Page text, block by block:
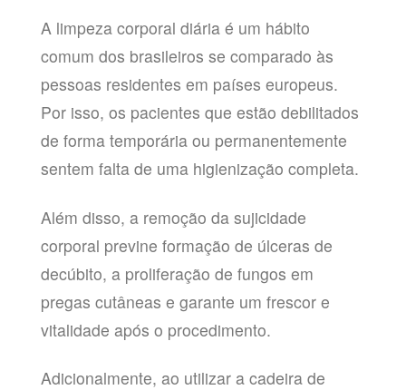
A limpeza corporal diária é um hábito
comum dos brasileiros se comparado às
pessoas residentes em países europeus.
Por isso, os pacientes que estão debilitados
de forma temporária ou permanentemente
sentem falta de uma higienização completa.
Além disso, a remoção da sujicidade
corporal previne formação de úlceras de
decúbito, a proliferação de fungos em
pregas cutâneas e garante um frescor e
vitalidade após o procedimento.
Adicionalmente, ao utilizar a cadeira de